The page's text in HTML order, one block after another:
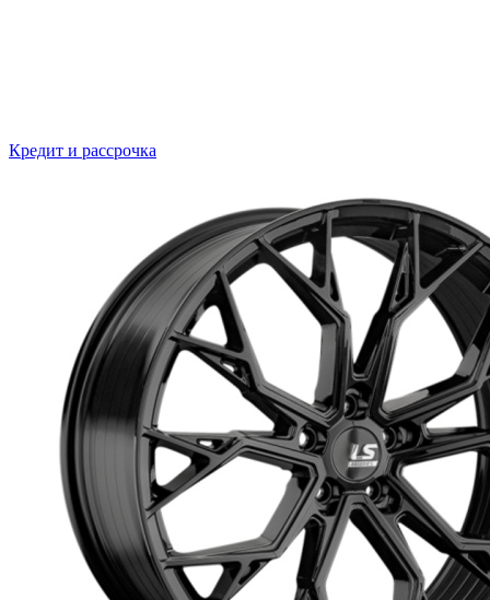
Кредит и рассрочка